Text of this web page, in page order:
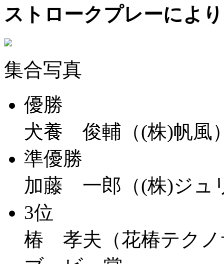
ストロークプレーにより
集合写真
優勝
犬養 俊輔（(株)帆風
準優勝
加藤 一郎（(株)ジュ
3位
椿 孝夫（花椿テクノ